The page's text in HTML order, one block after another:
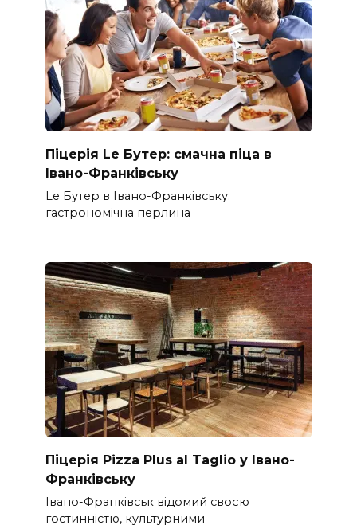
Піцерія Le Бутер: смачна піца в
Івано-Франківську
Le Бутер в Івано-Франківську:
гастрономічна перлина
Піцерія Pizza Plus al Taglio у Івано-
Франківську
Івано-Франківськ відомий своєю
гостинністю, культурними